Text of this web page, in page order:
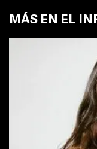
MÁS EN EL